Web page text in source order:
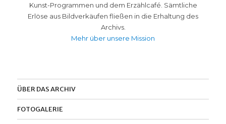
Kunst-Programmen und dem Erzählcafé. Sämtliche
Erlöse aus Bildverkäufen fließen in die Erhaltung des
Archivs.
Mehr über unsere Mission
ÜBER DAS ARCHIV
FOTOGALERIE